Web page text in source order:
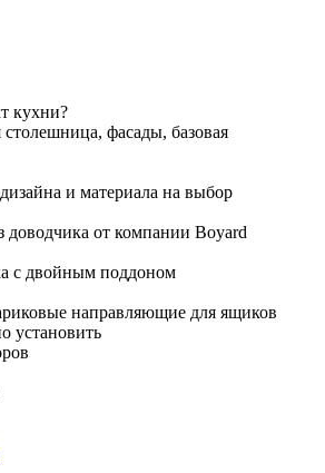
кухни?
столешница, фасады, базовая
и материала на выбор
доводчика от компании Boyard
с двойным поддоном
направляющие для ящиков
установить